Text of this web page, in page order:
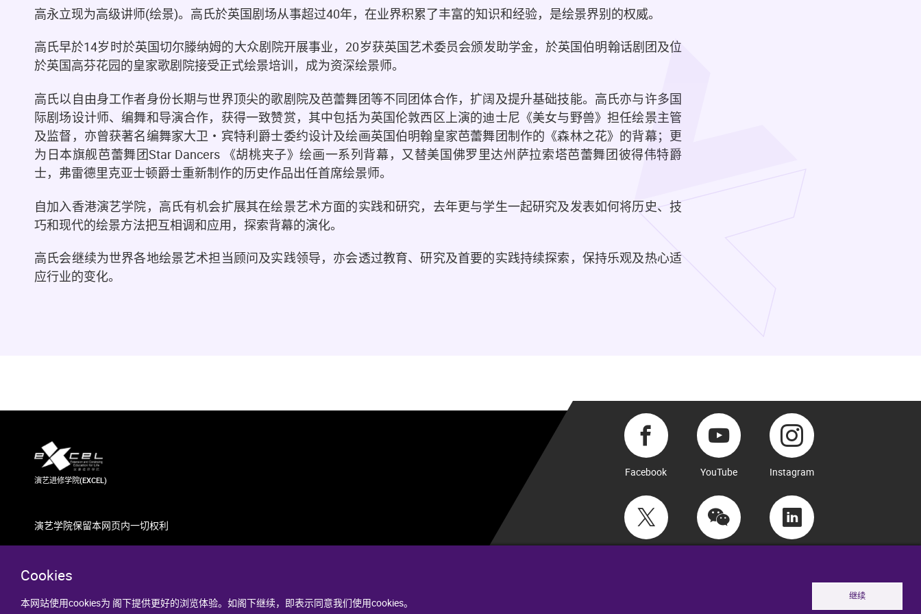
Cookies
本网站使用cookies为 阁下提供更好的浏览体验。如阁下继续，即表示同意我们使用cookies。
继续
高永立现为高级讲师(绘景)。高氏於英国剧场从事超过40年，在业界积累了丰富的知识和经验，是绘景界别的权威。
高氏早於14岁时於英国切尔滕纳姆的大众剧院开展事业，20岁获英国艺术委员会颁发助学金，於英国伯明翰话剧团及位
於英国高芬花园的皇家歌剧院接受正式绘景培训，成为资深绘景师。
高氏以自由身工作者身份长期与世界顶尖的歌剧院及芭蕾舞团等不同团体合作，扩阔及提升基础技能。高氏亦与许多国
际剧场设计师、编舞和导演合作，获得一致赞赏，其中包括为英国伦敦西区上演的迪士尼《美女与野兽》担任绘景主管
及监督，亦曾获著名编舞家大卫・宾特利爵士委约设计及绘画英国伯明翰皇家芭蕾舞团制作的《森林之花》的背幕；更
为日本旗舰芭蕾舞团Star Dancers 《胡桃夹子》绘画一系列背幕，又替美国佛罗里达州萨拉索塔芭蕾舞团彼得伟特爵
士，弗雷德里克亚士顿爵士重新制作的历史作品出任首席绘景师。
自加入香港演艺学院，高氏有机会扩展其在绘景艺术方面的实践和研究，去年更与学生一起研究及发表如何将历史、技
巧和现代的绘景方法把互相调和应用，探索背幕的演化。
高氏会继续为世界各地绘景艺术担当顾问及实践领导，亦会透过教育、研究及首要的实践持续探索，保持乐观及热心适
应行业的变化。
演艺进修学院(EXCEL)
演艺学院保留本网页内一切权利
Facebook YouTube Instagram